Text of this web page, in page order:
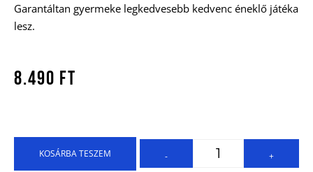
Garantáltan gyermeke legkedvesebb kedvenc éneklő játéka
lesz.
8.490 Ft
- +
KOSÁRBA TESZEM